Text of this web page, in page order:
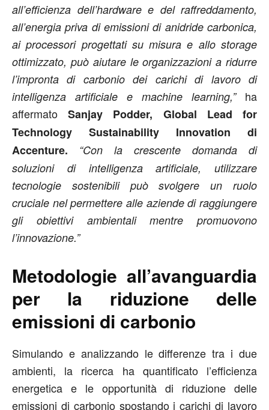
all’efficienza dell’hardware e del raffreddamento,
all’energia priva di emissioni di anidride carbonica,
ai processori progettati su misura e allo storage
ottimizzato, può aiutare le organizzazioni a ridurre
l’impronta di carbonio dei carichi di lavoro di
intelligenza artificiale e machine learning,” ha
affermatoSanjay Podder, Global Lead for
Technology Sustainability Innovation di
Accenture.
“Con la crescente domanda di
soluzioni di intelligenza artificiale, utilizzare
tecnologie sostenibili può svolgere un ruolo
cruciale nel permettere alle aziende di raggiungere
gli obiettivi ambientali mentre promuovono
l’innovazione.”
Metodologie all’avanguardia
per la riduzione delle
emissioni di carbonio
Simulando e analizzando le differenze tra i due
ambienti, la ricerca ha quantificato l’efficienza
energetica e le opportunità di riduzione delle
emissioni di carbonio spostando i carichi di lavoro